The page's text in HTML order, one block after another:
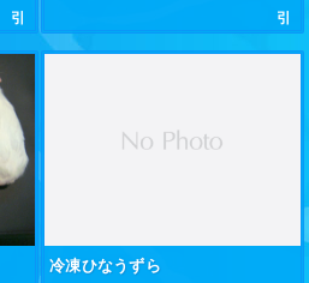
引
引
冷凍ひなうずら